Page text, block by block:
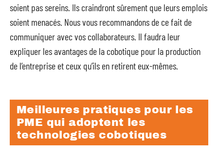
soient pas sereins. Ils craindront sûrement que leurs emplois
soient menacés. Nous vous recommandons de ce fait de
communiquer avec vos collaborateurs. Il faudra leur
expliquer les avantages de la cobotique pour la production
de l’entreprise et ceux qu’ils en retirent eux-mêmes.
Meilleures pratiques pour les
PME qui adoptent les
technologies cobotiques